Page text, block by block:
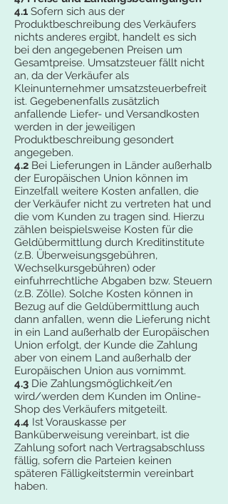
4.1 Sofern sich aus der
Produktbeschreibung des Verkäufers
nichts anderes ergibt, handelt es sich
bei den angegebenen Preisen um
Gesamtpreise. Umsatzsteuer fällt nicht
an, da der Verkäufer als
Kleinunternehmer umsatzsteuerbefreit
ist. Gegebenenfalls zusätzlich
anfallende Liefer- und Versandkosten
werden in der jeweiligen
Produktbeschreibung gesondert
angegeben.
4.2 Bei Lieferungen in Länder außerhalb
der Europäischen Union können im
Einzelfall weitere Kosten anfallen, die
der Verkäufer nicht zu vertreten hat und
die vom Kunden zu tragen sind. Hierzu
zählen beispielsweise Kosten für die
Geldübermittlung durch Kreditinstitute
(z.B. Überweisungsgebühren,
Wechselkursgebühren) oder
einfuhrrechtliche Abgaben bzw. Steuern
(z.B. Zölle). Solche Kosten können in
Bezug auf die Geldübermittlung auch
dann anfallen, wenn die Lieferung nicht
in ein Land außerhalb der Europäischen
Union erfolgt, der Kunde die Zahlung
aber von einem Land außerhalb der
Europäischen Union aus vornimmt.
4.3 Die Zahlungsmöglichkeit/en
wird/werden dem Kunden im Online-
Shop des Verkäufers mitgeteilt.
4.4 Ist Vorauskasse per
Banküberweisung vereinbart, ist die
Zahlung sofort nach Vertragsabschluss
fällig, sofern die Parteien keinen
späteren Fälligkeitstermin vereinbart
haben.